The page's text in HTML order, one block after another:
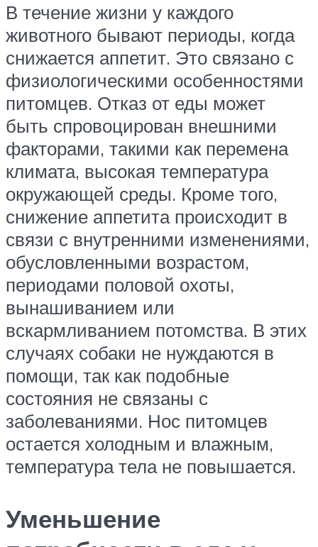
В течение жизни у каждого
животного бывают периоды, когда
снижается аппетит. Это связано с
физиологическими особенностями
питомцев. Отказ от еды может
быть спровоцирован внешними
факторами, такими как перемена
климата, высокая температура
окружающей среды. Кроме того,
снижение аппетита происходит в
связи с внутренними изменениями,
обусловленными возрастом,
периодами половой охоты,
вынашиванием или
вскармливанием потомства. В этих
случаях собаки не нуждаются в
помощи, так как подобные
состояния не связаны с
заболеваниями. Нос питомцев
остается холодным и влажным,
температура тела не повышается.
Уменьшение